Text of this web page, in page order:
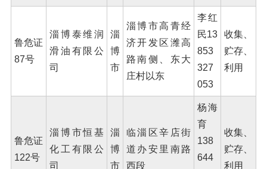
鲁危证
87号
淄博泰维润
滑油有限公
司
淄
博
市
淄博市高青经
济开发区潍高
路南侧、东大
庄村以东
李红
民13
853
327
053
收集、
贮存、
利用
鲁危证
122号
淄博市恒基
化工有限公
司
淄
博
市
临淄区辛店街
道办安里南路
西段
杨海
育
138
644
收集、
贮存、
利用